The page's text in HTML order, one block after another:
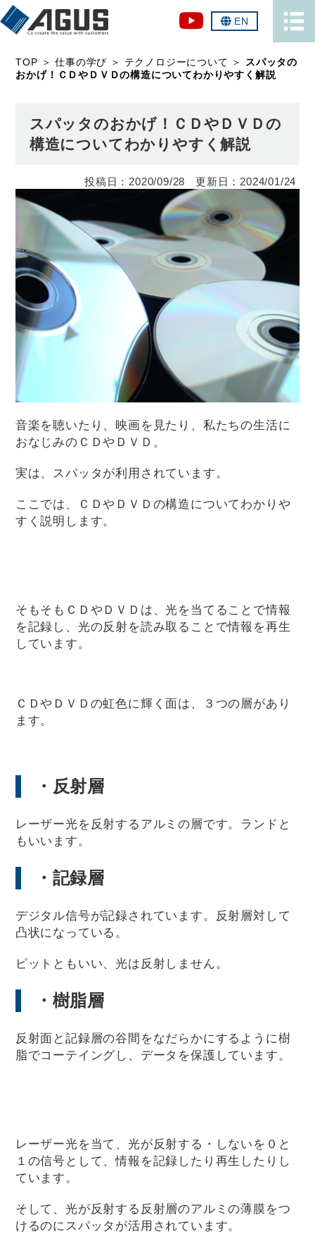
EN
TOP ＞仕事の学び ＞ テクノロジーについて ＞
スパッタの
おかげ！ＣＤやＤＶＤの構造についてわかりやすく解説
スパッタのおかげ！ＣＤやＤＶＤの
構造についてわかりやすく解説
2020/09/28 2024/01/24
音楽を聴いたり、映画を見たり、私たちの生活に
おなじみのＣＤやＤＶＤ。
実は、スパッタが利用されています。
ここでは、ＣＤやＤＶＤの構造についてわかりや
すく説明します。
そもそもＣＤやＤＶＤは、光を当てることで情報
を記録し、光の反射を読み取ることで情報を再生
しています。
ＣＤやＤＶＤの虹色に輝く面は、３つの層があり
ます。
・反射層
レーザー光を反射するアルミの層です。ランドと
もいいます。
・記録層
デジタル信号が記録されています。反射層対して
凸状になっている。
ピットともいい、光は反射しません。
・樹脂層
反射面と記録層の谷間をなだらかにするように樹
脂でコーテイングし、データを保護しています。
レーザー光を当て、光が反射する・しないを０と
１の信号として、情報を記録したり再生したりし
ています。
そして、光が反射する反射層のアルミの薄膜をつ
けるのにスパッタが活用されています。